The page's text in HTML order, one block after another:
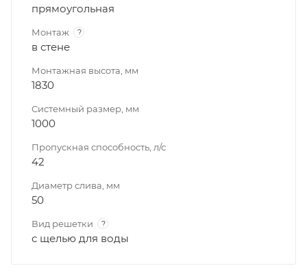
прямоугольная
Монтаж ?
в стене
Монтажная высота, мм
1830
Системный размер, мм
1000
Пропускная способность, л/с
42
Диаметр слива, мм
50
Вид решетки ?
с щелью для воды